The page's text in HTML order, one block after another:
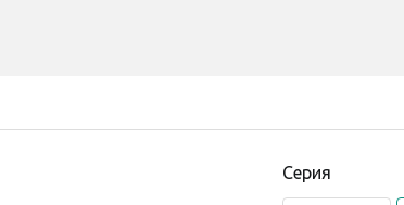
Cерия